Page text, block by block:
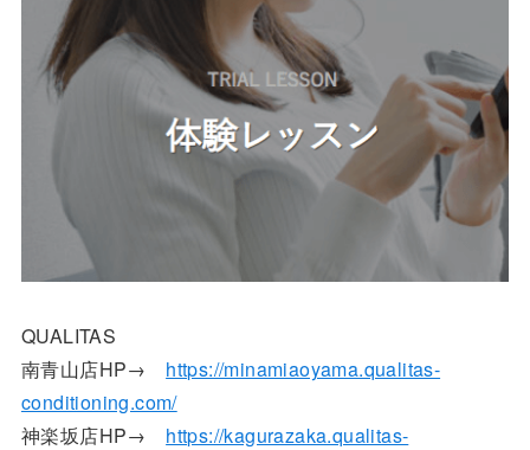
QUALITAS
南青山店HP→ https://minamiaoyama.qualitas-
conditioning.com/
神楽坂店HP→ https://kagurazaka.qualitas-